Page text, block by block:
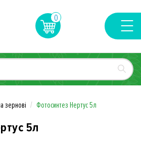
0
зернові Фотосинтез Нертус 5л
5л